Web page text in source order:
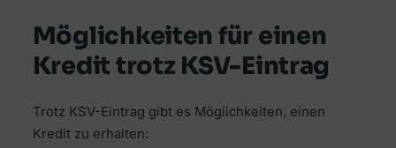
Möglichkeiten für einen
Kredit trotz KSV-Eintrag
Trotz KSV-Eintrag gibt es Möglichkeiten, einen
Kredit zu erhalten: